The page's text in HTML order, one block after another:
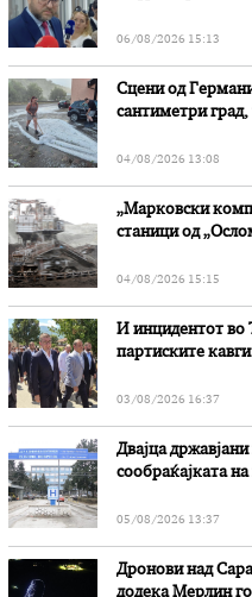
06/08/2026 15:13
Сцени од
сантиметри
04/08/2026 13:08
„Марковски
станици од
04/08/2026 15:15
И инцидентот во
партиските кавги
03/08/2026 16:37
Двајца
сообраќајката
05/08/2026 13:37
Дронови над
додека Мерлин